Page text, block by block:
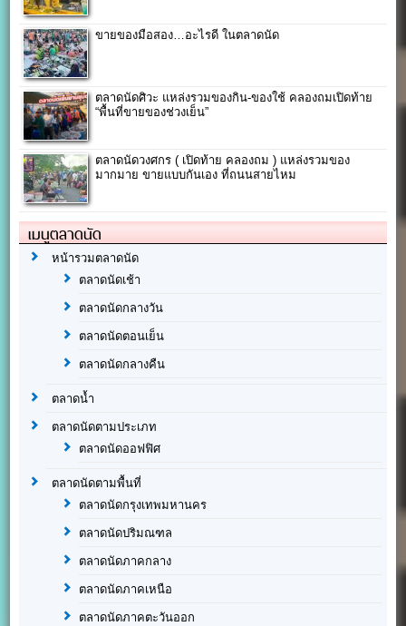
ขายของมือสอง…อะไรดี ในตลาดนัด
ตลาดนัดศิวะ แหล่งรวมของกิน-ของใช้ คลองถมเปิดท้าย
“พื้นที่ขายของช่วงเย็น”
ตลาดนัดวงศกร ( เปิดท้าย คลองถม ) แหล่งรวมของ
มากมาย ขายแบบกันเอง ที่ถนนสายไหม
เมนูตลาดนัด
หน้ารวมตลาดนัด
ตลาดนัดเช้า
ตลาดนัดกลางวัน
ตลาดนัดตอนเย็น
ตลาดนัดกลางคืน
ตลาดน้ำ
ตลาดนัดตามประเภท
ตลาดนัดออฟฟิศ
ตลาดนัดตามพื้นที่
ตลาดนัดกรุงเทพมหานคร
ตลาดนัดปริมณฑล
ตลาดนัดภาคกลาง
ตลาดนัดภาคเหนือ
ตลาดนัดภาคตะวันออก